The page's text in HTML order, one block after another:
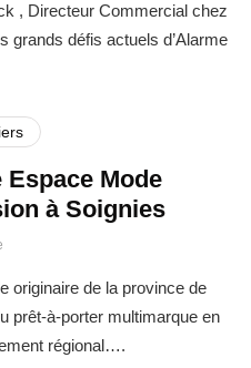
, Directeur Commercial chez
grands défis actuels d’Alarme
Mode
à Soignies
originaire de la province de
prêt-à-porter multimarque en
régional….